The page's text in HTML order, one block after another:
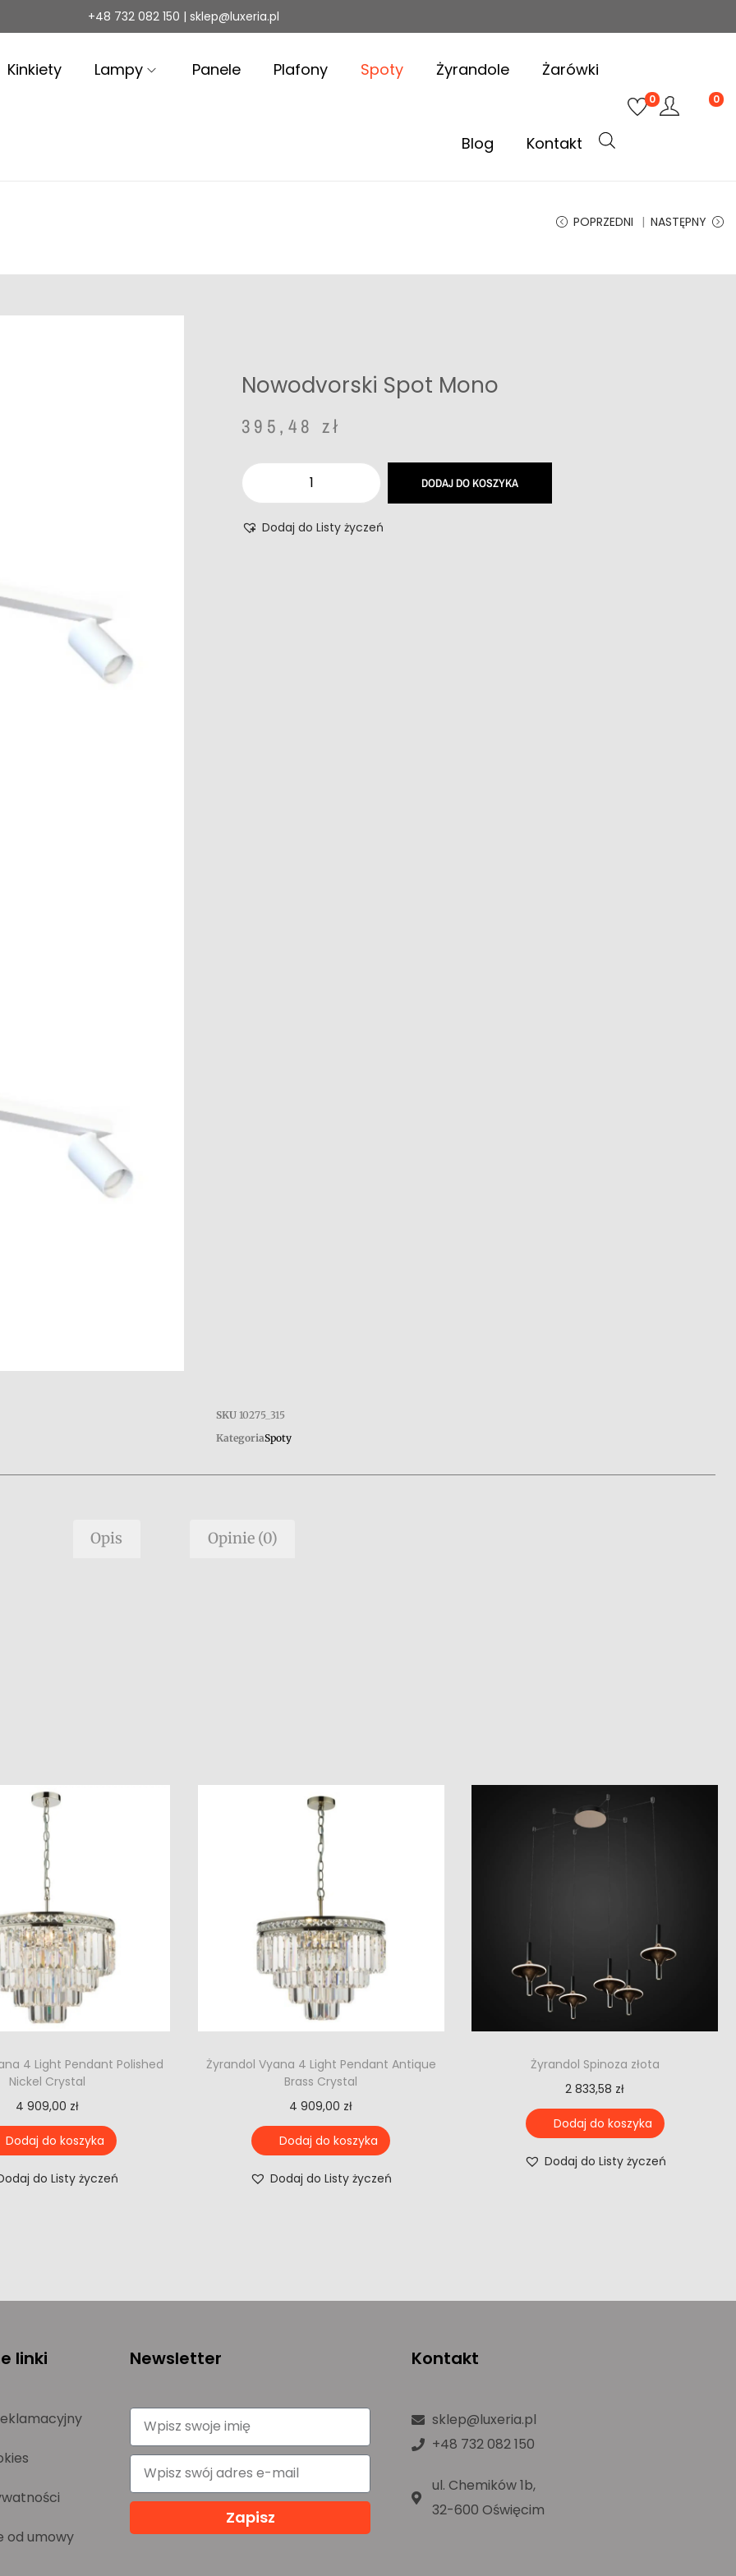
+48 732 082 150 | sklep@luxeria.pl
Kinkiety Lampy Panele Plafony Spoty Żyrandole Żarówki
Blog Kontakt
0 0
POPRZEDNI NASTĘPNY
Nowodvorski Spot Mono
395,48 zł
DODAJ DO KOSZYKA
Dodaj do Listy życzeń
SKU10275_315
KategoriaSpoty
Opis Opinie (0)
4 Light Pendant Polished
Nickel Crystal
4 909,00 zł
Dodaj do koszyka
do Listy życzeń
Żyrandol Vyana 4 Light Pendant Antique
Brass Crystal
4 909,00 zł
Dodaj do koszyka
Dodaj do Listy życzeń
Żyrandol Spinoza złota
2 833,58 zł
Dodaj do koszyka
Dodaj do Listy życzeń
linki
od umowy
Newsletter
Zapisz
Kontakt
sklep@luxeria.pl
+48 732 082 150
ul. Chemików 1b,
32-600 Oświęcim